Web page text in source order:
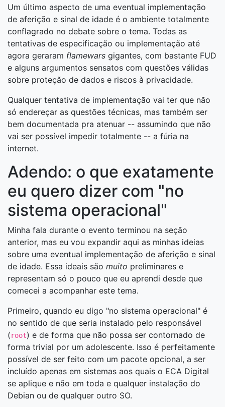
Um último aspecto de uma eventual implementação
de aferição e sinal de idade é o ambiente totalmente
conflagrado no debate sobre o tema. Todas as
tentativas de especificação ou implementação até
agora geraram flamewars gigantes, com bastante FUD
e alguns argumentos sensatos com questões válidas
sobre proteção de dados e riscos à privacidade.
Qualquer tentativa de implementação vai ter que não
só endereçar as questões técnicas, mas também ser
bem documentada pra atenuar -- assumindo que não
vai ser possível impedir totalmente -- a fúria na
internet.
Adendo: o que exatamente
eu quero dizer com "no
sistema operacional"
Minha fala durante o evento terminou na seção
anterior, mas eu vou expandir aqui as minhas ideias
sobre uma eventual implementação de aferição e sinal
de idade. Essa ideais são muito preliminares e
representam só o pouco que eu aprendi desde que
comecei a acompanhar este tema.
Primeiro, quando eu digo "no sistema operacional" é
no sentido de que seria instalado pelo responsável
(root) e de forma que não possa ser contornado de
forma trivial por um adolescente. Isso é perfeitamente
possível de ser feito com um pacote opcional, a ser
incluído apenas em sistemas aos quais o ECA Digital
se aplique e não em toda e qualquer instalação do
Debian ou de qualquer outro SO.